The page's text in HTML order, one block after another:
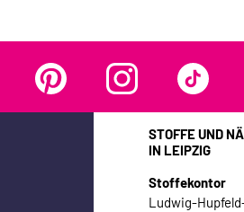
STOFFE UND
IN LEIPZIG
Stoffekontor
Ludwig-